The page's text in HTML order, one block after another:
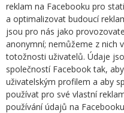
reklam na Facebooku pro
a optimalizovat budoucí
jsou pro nás jako
anonymní; nemůžeme z nich
totožnosti uživatelů. Údaje
společností Facebook tak,
uživatelským profilem a aby
používat pro své vlastní
používání údajů na